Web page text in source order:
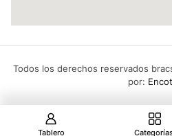
Todos los derechos reservados
por:
Tablero